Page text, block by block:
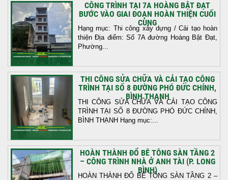
CÔNG TRÌNH TẠI 7A HOÀNG BẬT ĐẠT
BƯỚC VÀO GIAI ĐOẠN HOÀN THIỆN CUỐI
CÙNG
Hạng mục: Thi công xây dựng / Cải tạo hoàn
thiện Địa điểm: Số 7A đường Hoàng Bật Đạt,
Phường...
THI CÔNG SỬA CHỮA VÀ CẢI TẠO CÔNG
TRÌNH TẠI SỐ 8 ĐƯỜNG PHÓ ĐỨC CHÍNH,
BÌNH THẠNH
THI CÔNG SỬA CHỮA VÀ CẢI TẠO CÔNG
TRÌNH TẠI SỐ 8 ĐƯỜNG PHÓ ĐỨC CHÍNH,
BÌNH THẠNH Hạng mục:...
HOÀN THÀNH ĐỔ BÊ TÔNG SÀN TẦNG 2
– CÔNG TRÌNH NHÀ Ở ANH TÀI (P. LONG
BÌNH)
HOÀN THÀNH ĐỔ BÊ TÔNG SÀN TẦNG 2 –